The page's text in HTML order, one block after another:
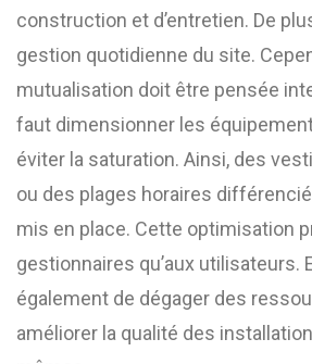
construction et d’entretien. De
gestion quotidienne du site.
mutualisation doit être pensée
faut dimensionner les
éviter la saturation. Ainsi, des
ou des plages horaires
mis en place. Cette optimisation
gestionnaires qu’aux utilisateurs.
également de dégager des
améliorer la qualité des